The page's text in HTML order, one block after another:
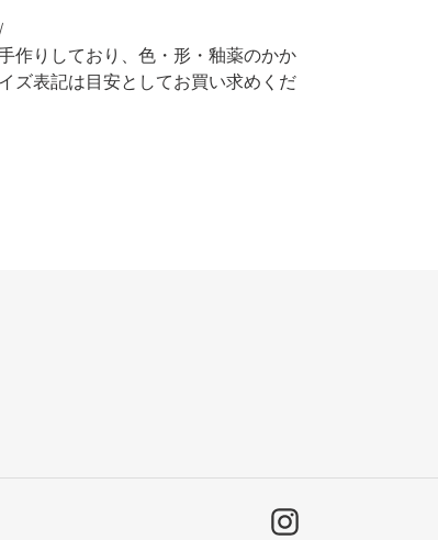
作りしており、色・形・釉薬のかか
ズ表記は目安としてお買い求めくだ
Instagram